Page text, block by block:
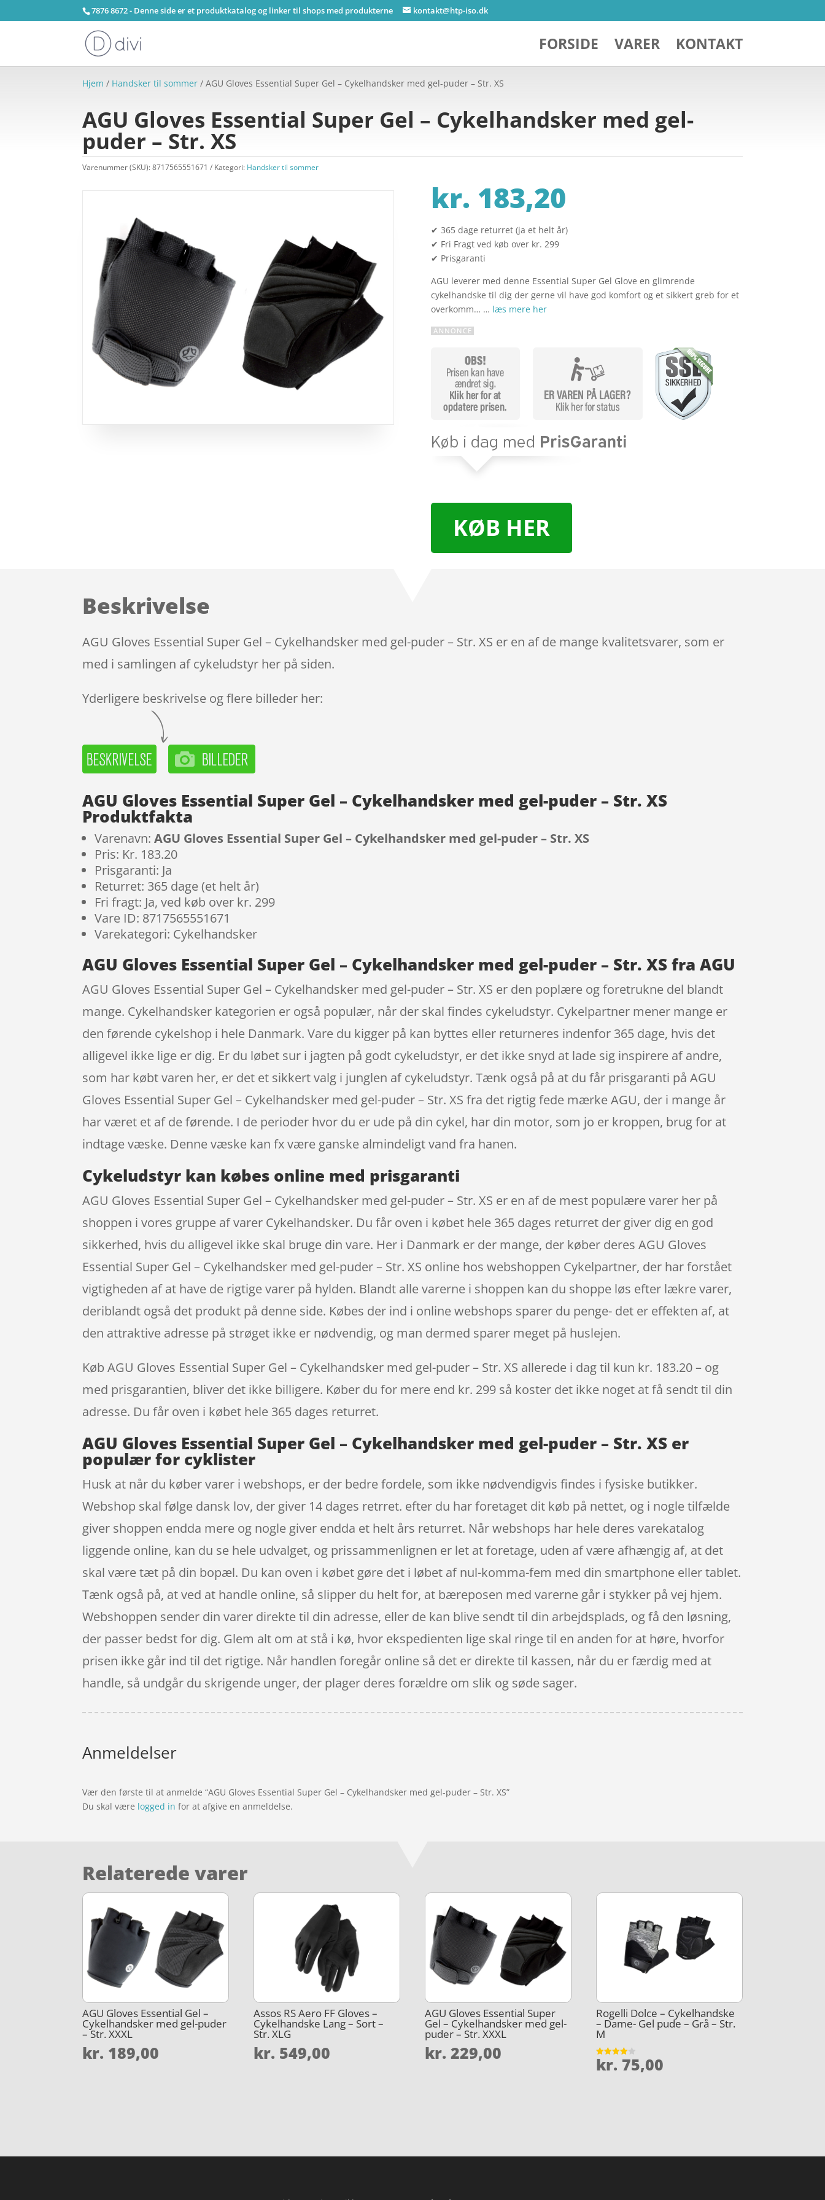
7876 8672 - Denne side er et produktkatalog og linker til shops med produkterne kontakt@htp-iso.dk
FORSIDE VARER KONTAKT
Hjem / Handsker til sommer / AGU Gloves Essential Super Gel – Cykelhandsker med gel-puder – Str. XS
AGU Gloves Essential Super Gel – Cykelhandsker med gel-
puder – Str. XS
Varenummer (SKU):8717565551671 Kategori: Handsker til sommer
kr. 183,20
✔ 365 dage returret (ja et helt år)
✔ Fri Fragt ved køb over kr. 299
✔ Prisgaranti
AGU leverer med denne Essential Super Gel Glove en glimrende
cykelhandske til dig der gerne vil have god komfort og et sikkert greb for et
overkomm… … læs mere her
KØB HER
Beskrivelse
AGU Gloves Essential Super Gel – Cykelhandsker med gel-puder – Str. XS er en af de mange kvalitetsvarer, som er
med i samlingen af cykeludstyr her på siden.
Yderligere beskrivelse og flere billeder her:
AGU Gloves Essential Super Gel – Cykelhandsker med gel-puder – Str. XS
Produktfakta
Varenavn:AGU Gloves Essential Super Gel – Cykelhandsker med gel-puder – Str. XS
Pris: Kr. 183.20
Prisgaranti: Ja
Returret: 365 dage (et helt år)
Fri fragt: Ja, ved køb over kr. 299
Vare ID: 8717565551671
Varekategori: Cykelhandsker
AGU Gloves Essential Super Gel – Cykelhandsker med gel-puder – Str. XS fra AGU
AGU Gloves Essential Super Gel – Cykelhandsker med gel-puder – Str. XS er den poplære og foretrukne del blandt
mange. Cykelhandsker kategorien er også populær, når der skal findes cykeludstyr. Cykelpartner mener mange er
den førende cykelshop i hele Danmark. Vare du kigger på kan byttes eller returneres indenfor 365 dage, hvis det
alligevel ikke lige er dig. Er du løbet sur i jagten på godt cykeludstyr, er det ikke snyd at lade sig inspirere af andre,
som har købt varen her, er det et sikkert valg i junglen af cykeludstyr. Tænk også på at du får prisgaranti på AGU
Gloves Essential Super Gel – Cykelhandsker med gel-puder – Str. XS fra det rigtig fede mærke AGU, der i mange år
har været et af de førende. I de perioder hvor du er ude på din cykel, har din motor, som jo er kroppen, brug for at
indtage væske. Denne væske kan fx være ganske almindeligt vand fra hanen.
Cykeludstyr kan købes online med prisgaranti
AGU Gloves Essential Super Gel – Cykelhandsker med gel-puder – Str. XS er en af de mest populære varer her på
shoppen i vores gruppe af varer Cykelhandsker. Du får oven i købet hele 365 dages returret der giver dig en god
sikkerhed, hvis du alligevel ikke skal bruge din vare. Her i Danmark er der mange, der køber deres AGU Gloves
Essential Super Gel – Cykelhandsker med gel-puder – Str. XS online hos webshoppen Cykelpartner, der har forstået
vigtigheden af at have de rigtige varer på hylden. Blandt alle varerne i shoppen kan du shoppe løs efter lækre varer,
deriblandt også det produkt på denne side. Købes der ind i online webshops sparer du penge- det er effekten af, at
den attraktive adresse på strøget ikke er nødvendig, og man dermed sparer meget på huslejen.
Køb AGU Gloves Essential Super Gel – Cykelhandsker med gel-puder – Str. XS allerede i dag til kun kr. 183.20 – og
med prisgarantien, bliver det ikke billigere. Køber du for mere end kr. 299 så koster det ikke noget at få sendt til din
adresse. Du får oven i købet hele 365 dages returret.
AGU Gloves Essential Super Gel – Cykelhandsker med gel-puder – Str. XS er
populær for cyklister
Husk at når du køber varer i webshops, er der bedre fordele, som ikke nødvendigvis findes i fysiske butikker.
Webshop skal følge dansk lov, der giver 14 dages retrret. efter du har foretaget dit køb på nettet, og i nogle tilfælde
giver shoppen endda mere og nogle giver endda et helt års returret. Når webshops har hele deres varekatalog
liggende online, kan du se hele udvalget, og prissammenlignen er let at foretage, uden af være afhængig af, at det
skal være tæt på din bopæl. Du kan oven i købet gøre det i løbet af nul-komma-fem med din smartphone eller tablet.
Tænk også på, at ved at handle online, så slipper du helt for, at bæreposen med varerne går i stykker på vej hjem.
Webshoppen sender din varer direkte til din adresse, eller de kan blive sendt til din arbejdsplads, og få den løsning,
der passer bedst for dig. Glem alt om at stå i kø, hvor ekspedienten lige skal ringe til en anden for at høre, hvorfor
prisen ikke går ind til det rigtige. Når handlen foregår online så det er direkte til kassen, når du er færdig med at
handle, så undgår du skrigende unger, der plager deres forældre om slik og søde sager.
Anmeldelser
Vær den første til at anmelde “AGU Gloves Essential Super Gel – Cykelhandsker med gel-puder – Str. XS”
Du skal være logged in for at afgive en anmeldelse.
Relaterede varer
AGU Gloves Essential Gel –
Cykelhandsker med gel-puder
– Str. XXXL
kr. 189,00
Assos RS Aero FF Gloves –
Cykelhandske Lang – Sort –
Str. XLG
kr. 549,00
AGU Gloves Essential Super
Gel – Cykelhandsker med gel-
puder – Str. XXXL
kr. 229,00
Rogelli Dolce – Cykelhandske
– Dame- Gel pude – Grå – Str.
M
Vurderet
4
kr. 75,00